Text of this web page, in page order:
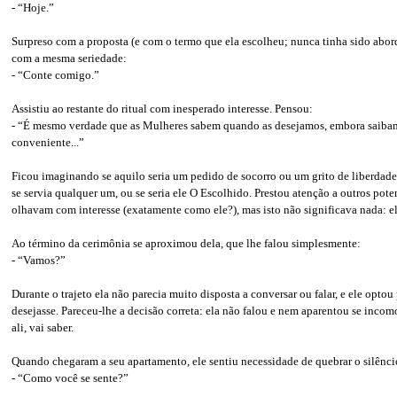
- “Hoje.”
Surpreso com a proposta (e com o termo que ela escolheu; nunca tinha sido
com a mesma seriedade:
- “Conte comigo.”
Assistiu ao restante do ritual com inesperado interesse. Pensou:
- “É mesmo verdade que as Mulheres sabem quando as desejamos, embora
conveniente...”
Ficou imaginando se aquilo seria um pedido de socorro ou um grito de
se servia qualquer um, ou se seria ele O Escolhido. Prestou atenção a outros
olhavam com interesse (exatamente como ele?), mas isto não significava nada:
Ao término da cerimônia se aproximou dela, que lhe falou simplesmente:
- “Vamos?”
Durante o trajeto ela não parecia muito disposta a conversar ou falar, e ele
desejasse. Pareceu-lhe a decisão correta: ela não falou e nem aparentou se
ali, vai saber.
Quando chegaram a seu apartamento, ele sentiu necessidade de quebrar o
- “Como você se sente?”